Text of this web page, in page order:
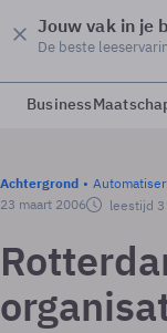
Jouw vak in je
De beste
Business
Achtergrond
23 maart 2006
leestijd